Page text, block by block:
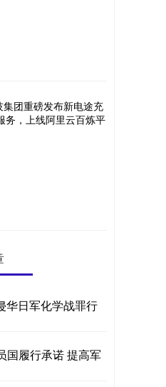
团重磅发布新电途充
务，上线阿里云百炼平
华日军化学战罪行
国履行承诺 提高军